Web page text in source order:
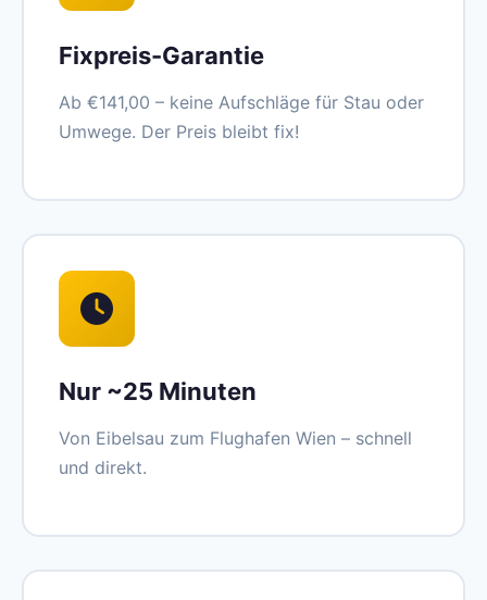
Fixpreis-Garantie
Ab €141,00 – keine Aufschläge für Stau oder
Umwege. Der Preis bleibt fix!
Nur ~25 Minuten
Von Eibelsau zum Flughafen Wien – schnell
und direkt.